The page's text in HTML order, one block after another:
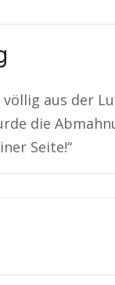
aus der
die
Seite!“